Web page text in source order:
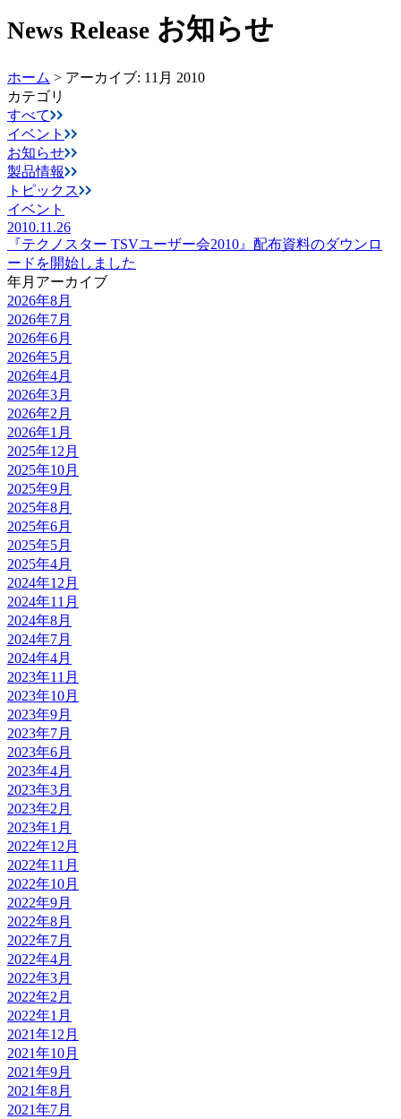
News Release お知らせ
ホーム > アーカイブ: 11月 2010
カテゴリ
すべて
イベント
お知らせ
製品情報
トピックス
イベント
2010.11.26
『テクノスター TSVユーザー会2010』配布資料のダウンロ
ードを開始しました
年月アーカイブ
2026年8月
2026年7月
2026年6月
2026年5月
2026年4月
2026年3月
2026年2月
2026年1月
2025年12月
2025年10月
2025年9月
2025年8月
2025年6月
2025年5月
2025年4月
2024年12月
2024年11月
2024年8月
2024年7月
2024年4月
2023年11月
2023年10月
2023年9月
2023年7月
2023年6月
2023年4月
2023年3月
2023年2月
2023年1月
2022年12月
2022年11月
2022年10月
2022年9月
2022年8月
2022年7月
2022年4月
2022年3月
2022年2月
2022年1月
2021年12月
2021年10月
2021年9月
2021年8月
2021年7月